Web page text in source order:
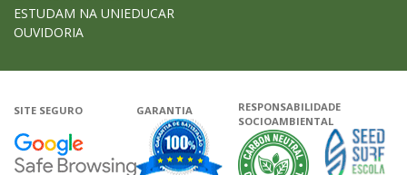
ESTUDAM NA UNIEDUCAR
OUVIDORIA
SITE SEGURO
Google - Status do site no
GARANTIA
Garantia de satisfação
RESPONSABILIDADE
SOCIOAMBIENTAL
A